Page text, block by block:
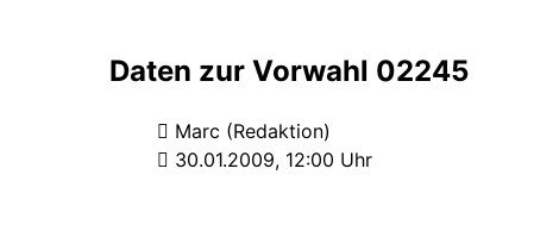
Daten zur Vorwahl 02245
Marc (Redaktion)
30.01.2009, 12:00 Uhr